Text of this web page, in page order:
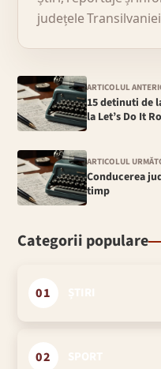
județele
ARTICOLUL
15 detinuti de
la Let’s Do It
ARTICOLUL
Conducerea
timp
Categorii populare
01
02